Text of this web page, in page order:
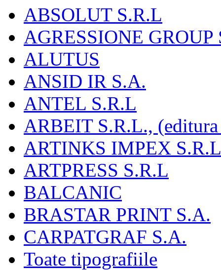
ABSOLUT S.R.L
AGRESSIONE GROUP
ALUTUS
ANSID IR S.A.
ANTEL S.R.L
ARBEIT S.R.L.,
ARTINKS IMPEX
ARTPRESS S.R.L
BALCANIC
BRASTAR PRINT S.A.
CARPATGRAF S.A.
Toate tipografiile